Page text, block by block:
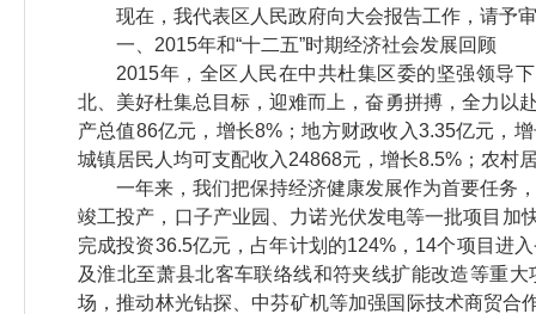
现在，我代表区人民政府向大会报告工作，请予
一、2015年和“十二五”时期经济社会发展回顾
2015年，全区人民在中共杜集区委的坚强领导
北、美好杜集总目标，迎难而上，奋勇拼搏，全力以
产总值86亿元，增长8%；地方财政收入3.35亿元，
城镇居民人均可支配收入24868元，增长8.5%；农村
一年来，我们把保持经济健康发展作为首要任务
竣工投产，口子产业园、力诺光伏发电等一批项目加
完成投资36.5亿元，占年计划的124%，14个项目进
及淮北至萧县北客车联络线和符夹线扩能改造等重
场，推动林光钻探、中芬矿机等加强国际技术商贸合